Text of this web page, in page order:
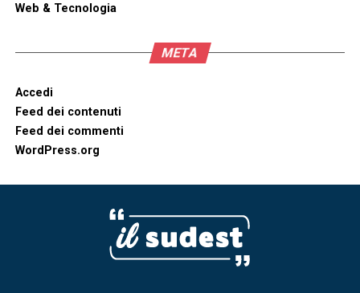
Web & Tecnologia
META
Accedi
Feed dei contenuti
Feed dei commenti
WordPress.org